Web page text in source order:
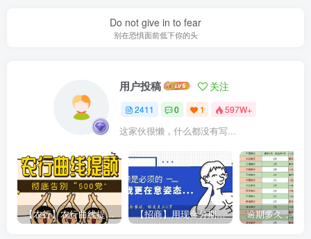
不退回。交易日期以中国工商银行系统记
额以实际入账人民币金额为准。
7.在中国境内商户使用微信支付即可使
用，微信立减金仅限微信商业支付时使
用，转账、理财、少数特定商户不可使用
（拼多多等部分商户不支持使用，部分合
并付款不可使用）肯德基、必胜客、
Do not give in to fear
别在恐惧面前低下你的头
用户投稿 关注
2411 0 1 597W+
这家伙很懒，什么都没有写...
【农行】农行曲线提额，彻底告别“500党” 【招商】用现金分期提额，额度直上6万